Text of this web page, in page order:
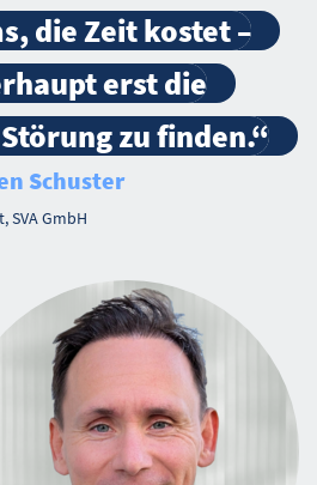
die Zeit kostet –
erst die
zu finden.“
Schuster
SVA GmbH